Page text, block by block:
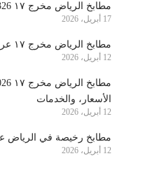
مطابخ الرياض مخرج ١٧ 0537148326
17 أبريل، 2026
مطابخ الرياض مخرج ١٧ عروض مميزة
12 أبريل، 2026
الأسعار، والخدمات
12 أبريل، 2026
مطابخ رخيصة في الرياض
12 أبريل، 2026